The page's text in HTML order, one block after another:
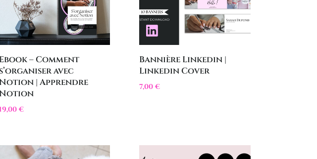
Ebook – Comment
avec
Notion | Apprendre
Notion
19,00€
Bannière Linkedin |
Linkedin Cover
7,00€